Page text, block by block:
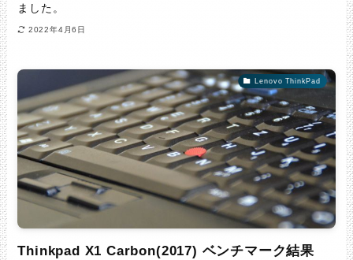
ました。
2022年4月6日
Lenovo ThinkPad
Thinkpad X1 Carbon(2017) ベンチマーク結果